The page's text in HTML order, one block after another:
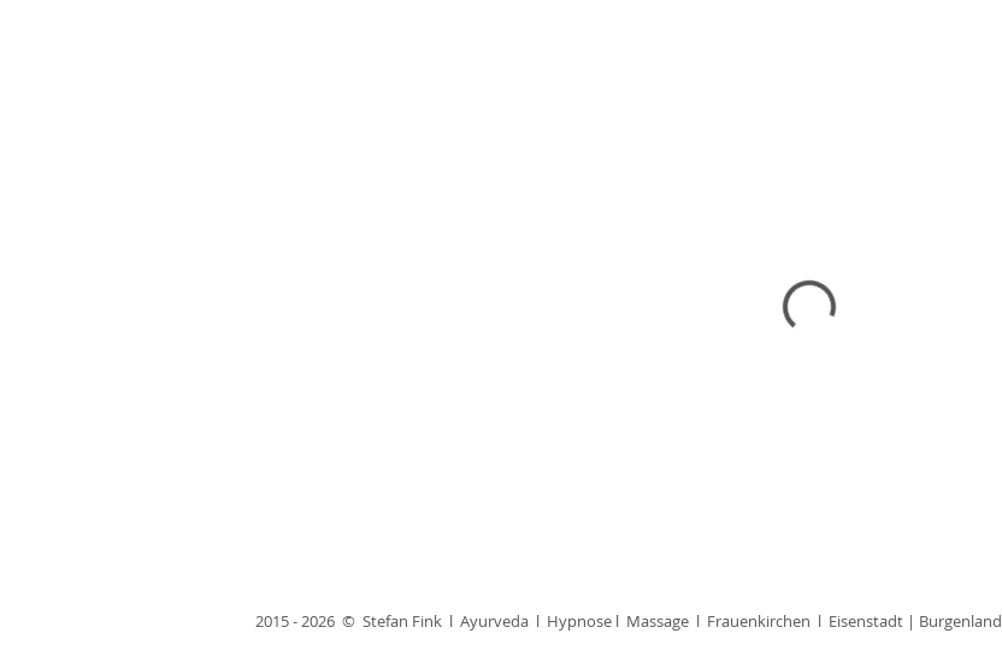
2015 - 2026 © Stefan Fink l Ayurveda l Hypnose l Massage l Frauenkirchen l Eisenstadt | Burgenland